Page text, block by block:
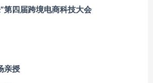
第四届跨境电商科技大会
亲授